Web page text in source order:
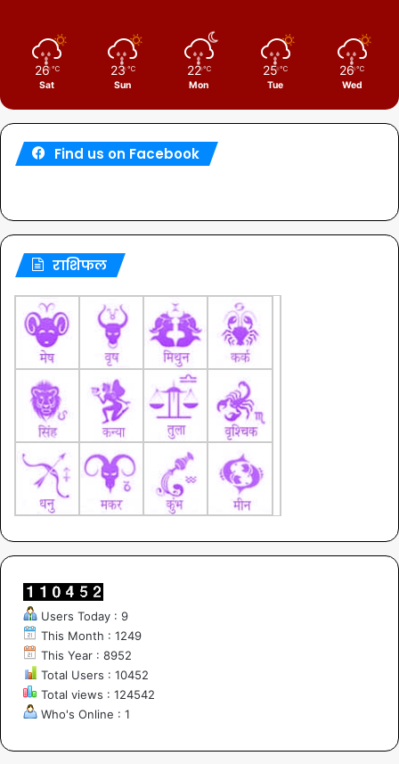
26 ℃
Sat
23 ℃
Sun
22 ℃
Mon
25 ℃
Tue
26 ℃
Wed
Find us on Facebook
राशिफल
Users Today : 9
This Month : 1249
This Year : 8952
Total Users : 10452
Total views : 124542
Who's Online : 1